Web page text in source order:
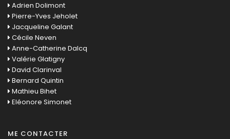
Adrien Dolimont
Pierre-Yves Jeholet
Jacqueline Galant
Cécile Neven
Anne-Catherine Dalcq
Valérie Glatigny
David Clarinval
Bernard Quintin
Mathieu Bihet
Eléonore Simonet
ME CONTACTER